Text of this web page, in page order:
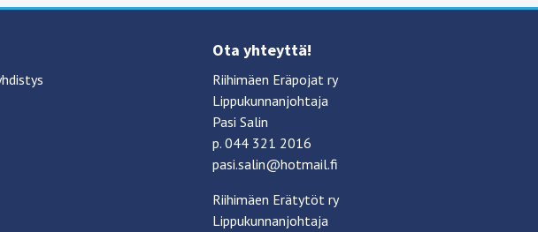
Ota yhteyttä!
Riihimäen Eräpojat ry
Lippukunnanjohtaja
Pasi Salin
p. 044 321 2016
pasi.salin@hotmail.fi
Riihimäen Erätytöt ry
Lippukunnanjohtaja